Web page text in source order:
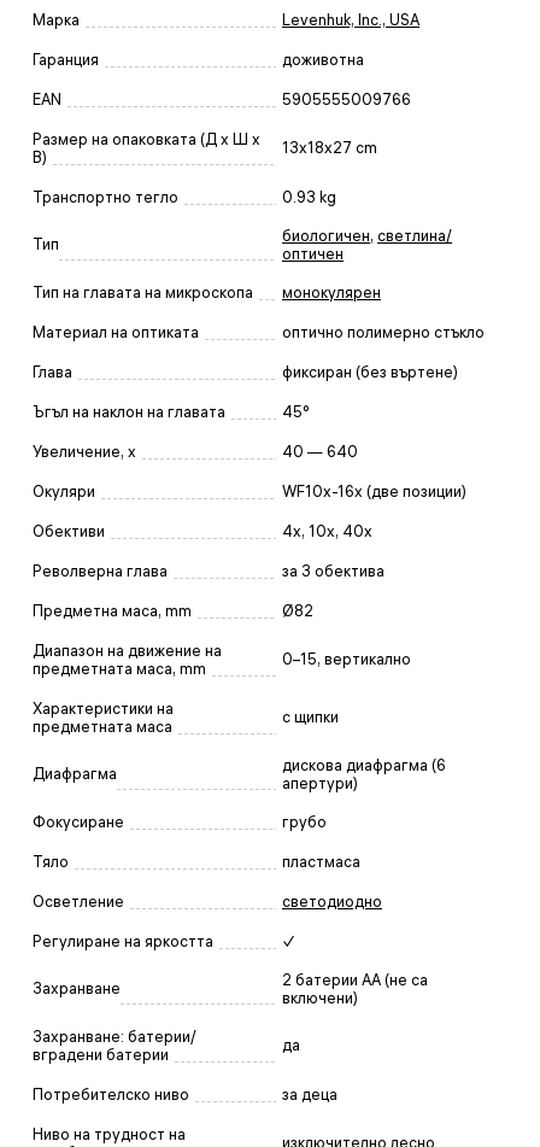
Марка Levenhuk, Inc., USA
Гаранция доживотна
EAN 5905555009766
Размер на опаковката (Д x Ш x
В)
13x18x27 cm
Транспортно тегло 0.93 kg
Тип биологичен, светлина/
оптичен
Тип на главата на микроскопа монокулярен
Материал на оптиката оптично полимерно стъкло
Глава фиксиран (без въртене)
Ъгъл на наклон на главата 45°
Увеличение, x 40 — 640
Окуляри WF10x-16x (две позиции)
Обективи 4x, 10x, 40x
Револверна глава за 3 обектива
Предметна маса, mm Ø82
Диапазон на движение на
предметната маса, mm
0–15, вертикално
Характеристики на
предметната маса
с щипки
Диафрагма
дискова диафрагма (6
апертури)
Фокусиране грубо
Тяло пластмаса
Осветление светодиодно
Регулиране на яркостта ✓
Захранване
2 батерии АА (не са
включени)
Захранване: батерии/
вградени батерии
да
Потребителско ниво за деца
Ниво на трудност на
изключително лесно